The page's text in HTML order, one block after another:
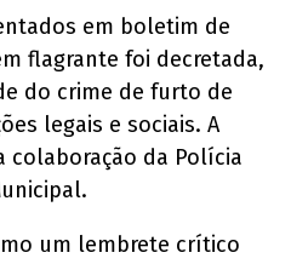
em boletim de
flagrante foi decretada,
do crime de furto de
legais e sociais. A
colaboração da Polícia
um lembrete crítico